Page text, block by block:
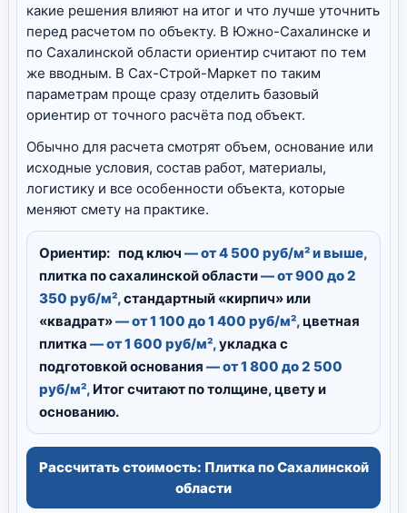
какие решения влияют на итог и что лучше уточнить
перед расчетом по объекту. В Южно-Сахалинске и
по Сахалинской области ориентир считают по тем
же вводным. В Сах-Строй-Маркет по таким
параметрам проще сразу отделить базовый
ориентир от точного расчёта под объект.
Обычно для расчета смотрят объем, основание или
исходные условия, состав работ, материалы,
логистику и все особенности объекта, которые
меняют смету на практике.
Ориентир: под ключ — от 4 500 руб/м² и выше,
плитка по сахалинской области— от 900 до 2
350 руб/м²,стандартный «кирпич» или
«квадрат»— от 1 100 до 1 400 руб/м²,цветная
плитка — от 1 600 руб/м²,укладка с
подготовкой основания — от 1 800 до 2 500
руб/м², Итог считают по толщине, цвету и
основанию.
Рассчитать стоимость: Плитка по Сахалинской
области